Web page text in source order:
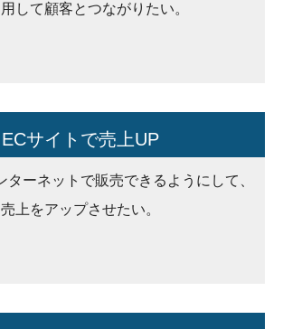
して顧客とつながりたい。
ECサイトで売上UP
ターネットで販売できるようにして、
売上をアップさせたい。